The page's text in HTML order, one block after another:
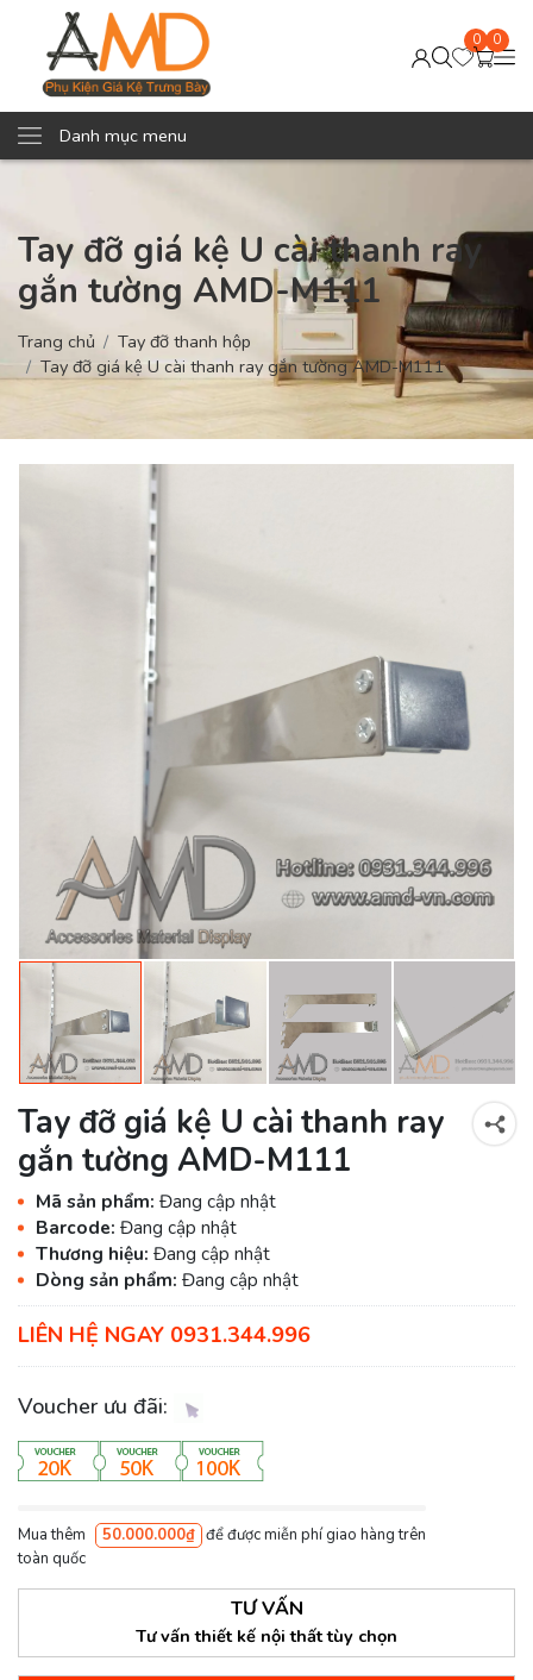
0 0
Danh mục menu
Tay đỡ giá kệ U cài thanh ray
gắn tường AMD-M111
Trang chủ
Tay đỡ thanh hộp
Tay đỡ giá kệ U cài thanh ray gắn tường AMD-M111
Tay đỡ giá kệ U cài thanh ray
gắn tường AMD-M111
Mã sản phẩm: Đang cập nhật
Barcode: Đang cập nhật
Thương hiệu: Đang cập nhật
Dòng sản phẩm: Đang cập nhật
LIÊN HỆ NGAY 0931.344.996
Voucher ưu đãi:
Mua thêm 50.000.000₫ để được miễn phí giao hàng trên
toàn quốc
TƯ VẤN
Tư vấn thiết kế nội thất tùy chọn